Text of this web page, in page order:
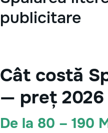
publicitare
Cât costă
— preț 2026
De la 80 – 190